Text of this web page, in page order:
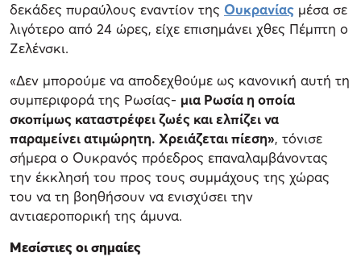
δεκάδες πυραύλους εναντίον της Ουκρανίας μέσα σε
λιγότερο από 24 ώρες, είχε επισημάνει χθες Πέμπτη ο
Ζελένσκι.
«Δεν μπορούμε να αποδεχθούμε ως κανονική αυτή τη
συμπεριφορά της Ρωσίας- μια Ρωσία η οποία
σκοπίμως καταστρέφει ζωές και ελπίζει να
παραμείνει ατιμώρητη. Χρειάζεται πίεση», τόνισε
σήμερα ο Ουκρανός πρόεδρος επαναλαμβάνοντας
την έκκλησή του προς τους συμμάχους της χώρας
του να τη βοηθήσουν να ενισχύσει την
αντιαεροπορική της άμυνα.
Μεσίστιες οι σημαίες